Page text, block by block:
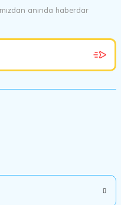
anında haberdar